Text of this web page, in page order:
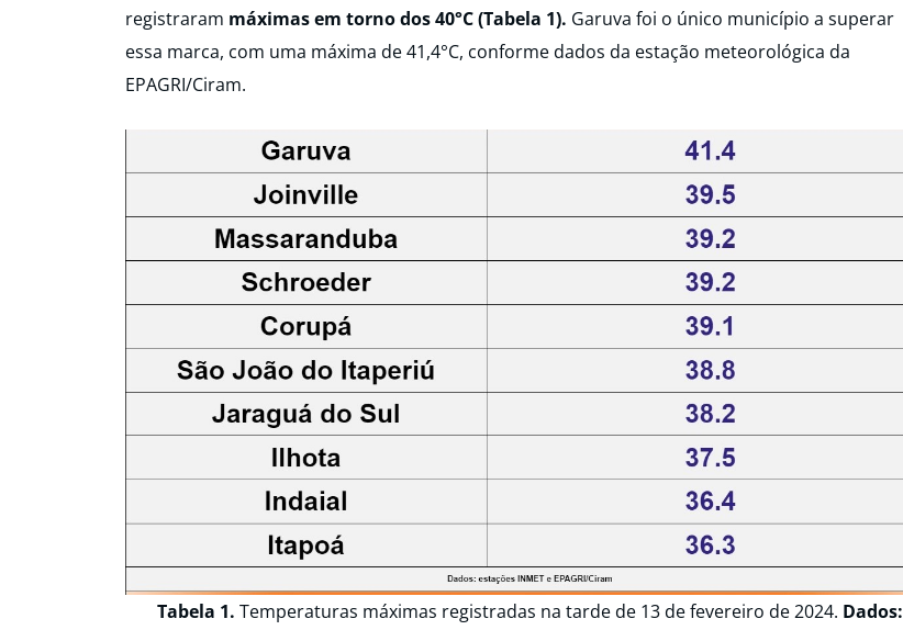
registraram máximas em torno dos 40°C (Tabela 1). Garuva foi o único município a superar
essa marca, com uma máxima de 41,4°C, conforme dados da estação meteorológica da
EPAGRI/Ciram.
Tabela 1. Temperaturas máximas registradas na tarde de 13 de fevereiro de 2024. Dados: